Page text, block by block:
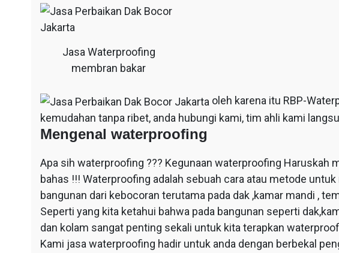
Jasa Waterproofing
membran bakar
oleh karena itu RBP-
kemudahan tanpa ribet, anda hubungi kami, tim ahli kami
Mengenal waterproofing
Apa sih waterproofing ??? Kegunaan waterproofing Haruskah
bahas !!! Waterproofing adalah sebuah cara atau metode
bangunan dari kebocoran terutama pada dak ,kamar mandi ,
Seperti yang kita ketahui bahwa pada bangunan seperti
dan kolam sangat penting sekali untuk kita terapkan
Kami jasa waterproofing hadir untuk anda dengan berbekal